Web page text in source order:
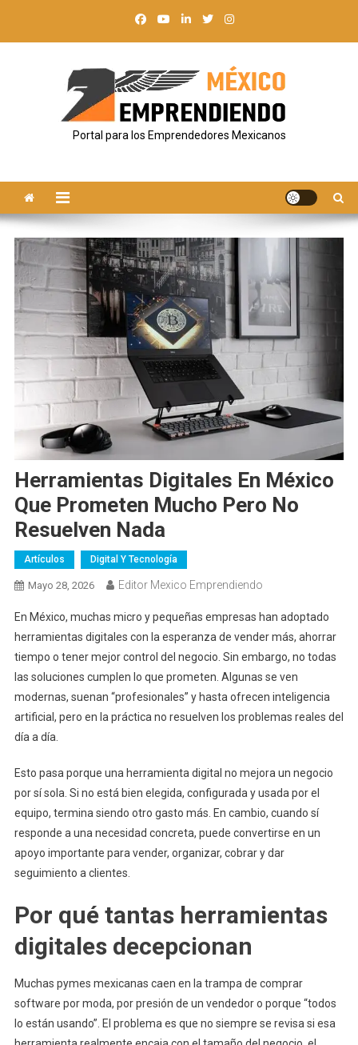
Portal para los Emprendedores Mexicanos
Herramientas Digitales En México
Que Prometen Mucho Pero No
Resuelven Nada
Artículos Digital Y Tecnología
Mayo 28, 2026 Editor Mexico Emprendiendo
En México, muchas micro y pequeñas empresas han adoptado
herramientas digitales con la esperanza de vender más, ahorrar
tiempo o tener mejor control del negocio. Sin embargo, no todas
las soluciones cumplen lo que prometen. Algunas se ven
modernas, suenan “profesionales” y hasta ofrecen inteligencia
artificial, pero en la práctica no resuelven los problemas reales del
día a día.
Esto pasa porque una herramienta digital no mejora un negocio
por sí sola. Si no está bien elegida, configurada y usada por el
equipo, termina siendo otro gasto más. En cambio, cuando sí
responde a una necesidad concreta, puede convertirse en un
apoyo importante para vender, organizar, cobrar y dar
seguimiento a clientes.
Por qué tantas herramientas
digitales decepcionan
Muchas pymes mexicanas caen en la trampa de comprar
software por moda, por presión de un vendedor o porque “todos
lo están usando”. El problema es que no siempre se revisa si esa